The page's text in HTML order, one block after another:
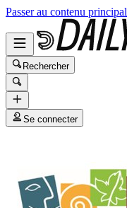
Passer au contenu principal
Rechercher
Se connecter